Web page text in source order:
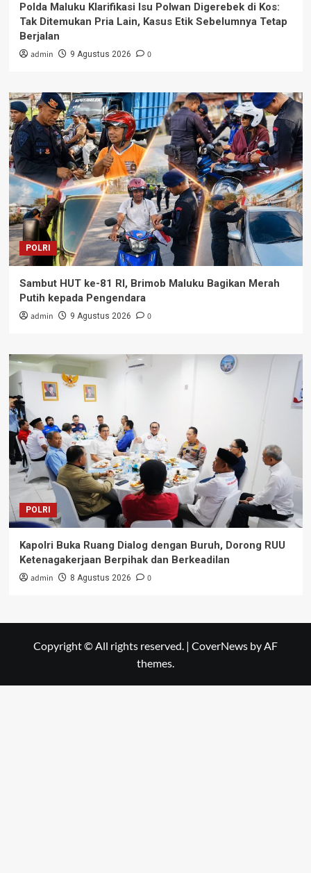
Polda Maluku Klarifikasi Isu Polwan Digerebek di Kos:
Tak Ditemukan Pria Lain, Kasus Etik Sebelumnya Tetap
Berjalan
admin 9 Agustus 2026 0
POLRI
Sambut HUT ke-81 RI, Brimob Maluku Bagikan Merah
Putih kepada Pengendara
admin 9 Agustus 2026 0
POLRI
Kapolri Buka Ruang Dialog dengan Buruh, Dorong RUU
Ketenagakerjaan Berpihak dan Berkeadilan
admin 8 Agustus 2026 0
Copyright © All rights reserved. | CoverNews by AF
themes.